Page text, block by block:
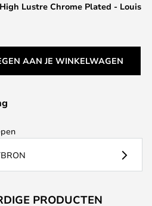
Lustre Chrome Plated - Louis
AAN JE WINKELWAGEN
PRODUCTEN